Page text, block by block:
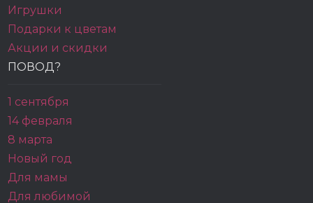
Игрушки
Подарки к цветам
Акции и скидки
ПОВОД?
1 сентября
14 февраля
8 марта
Новый год
Для мамы
Для любимой